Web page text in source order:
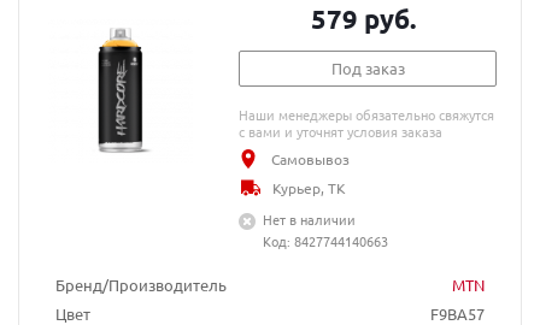
Бренд/Производитель
MTN
Цвет
F9BA57
579 руб.
Под заказ
Наши менеджеры обязательно свяжутся
с вами и уточнят условия заказа
Самовывоз
Курьер, ТК
Нет в наличии
Код: 8427744140663